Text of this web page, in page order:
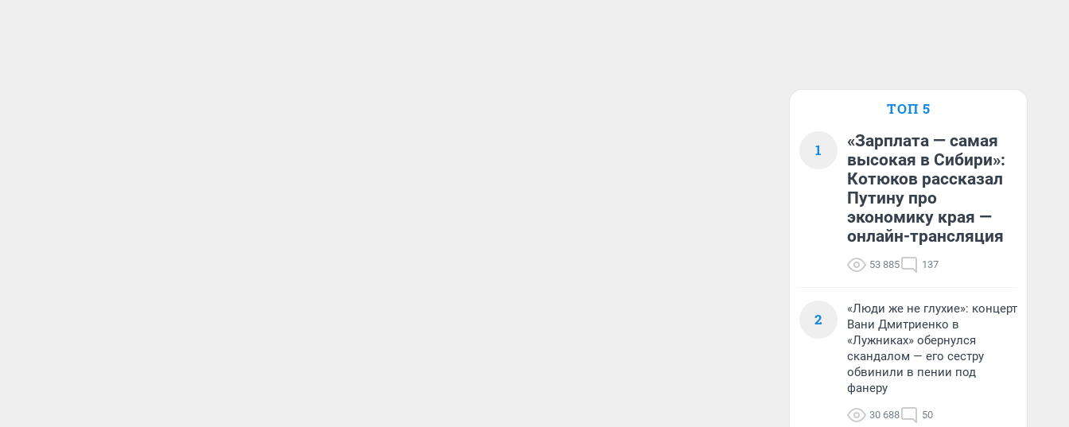
ТОП 5
1
«Зарплата — самая
высокая в Сибири»:
Котюков рассказал
Путину про
экономику края —
онлайн-трансляция
53 885 137
2
«Люди же не глухие»: концерт
Вани Дмитриенко в
«Лужниках» обернулся
скандалом — его сестру
обвинили в пении под
фанеру
30 688 50